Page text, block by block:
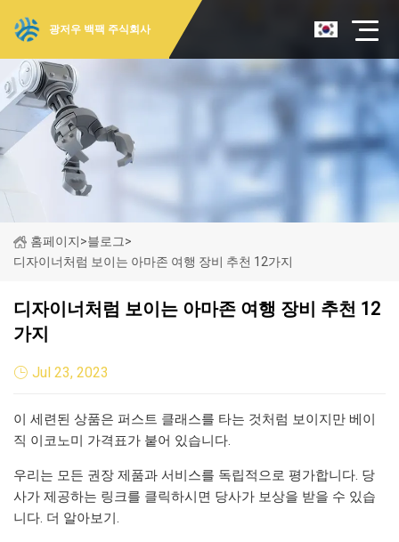
광저우 백팩 주식회사
홈페이지>블로그>
디자이너처럼 보이는 아마존 여행 장비 추천 12가지
디자이너처럼 보이는 아마존 여행 장비 추천 12
가지
Jul 23, 2023
이 세련된 상품은 퍼스트 클래스를 타는 것처럼 보이지만 베이
직 이코노미 가격표가 붙어 있습니다.
우리는 모든 권장 제품과 서비스를 독립적으로 평가합니다. 당
사가 제공하는 링크를 클릭하시면 당사가 보상을 받을 수 있습
니다. 더 알아보기.